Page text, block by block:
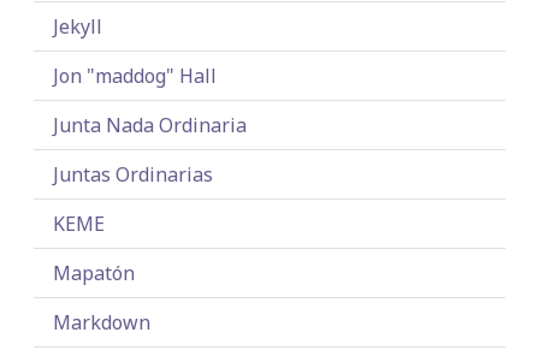
Jekyll
Jon "maddog" Hall
Junta Nada Ordinaria
Juntas Ordinarias
KEME
Mapatón
Markdown